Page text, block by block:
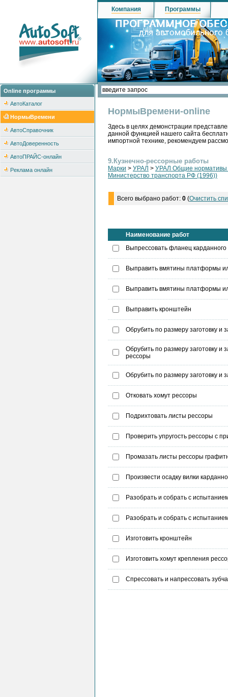
Online программы
АвтоКаталог
НормыВремени
АвтоСправочник
АвтоДоверенность
АвтоПРАЙС-онлайн
Реклама онлайн
Компания Программы
НормыВремени-online
Здесь в целях демонстрации
данной функцией нашего сайта
импортной технике, рекомендуем
9.Кузнечно-рессорные работы
Марки > УРАЛ > УРАЛ Общие нормативы
Министерство транспорта РФ (1996))
Всего выбрано работ: 0 (Очистить
Наименование работ
Выпрессовать фланец карданного
Выправить вмятины платформы
Выправить вмятины платформы
Выправить кронштейн
Обрубить по размеру заготовку и
Обрубить по размеру заготовку и
рессоры
Обрубить по размеру заготовку и
Отковать хомут рессоры
Подрихтовать листы рессоры
Проверить упругость рессоры с
Промазать листы рессоры
Произвести осадку вилки
Разобрать и собрать с
Разобрать и собрать с
Изготовить кронштейн
Изготовить хомут крепления
Спрессовать и напрессовать